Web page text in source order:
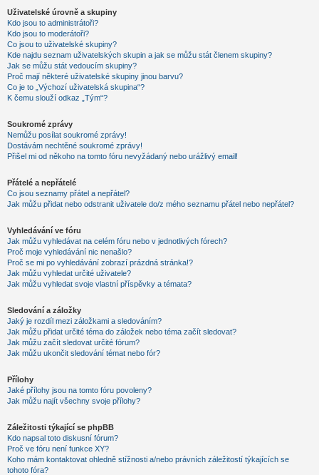
Uživatelské úrovně a skupiny
Kdo jsou to administrátoři?
Kdo jsou to moderátoři?
Co jsou to uživatelské skupiny?
Kde najdu seznam uživatelských skupin a jak se můžu stát členem skupiny?
Jak se můžu stát vedoucím skupiny?
Proč mají některé uživatelské skupiny jinou barvu?
Co je to „Výchozí uživatelská skupina“?
K čemu slouží odkaz „Tým“?
Soukromé zprávy
Nemůžu posílat soukromé zprávy!
Dostávám nechtěné soukromé zprávy!
Přišel mi od někoho na tomto fóru nevyžádaný nebo urážlivý email!
Přátelé a nepřátelé
Co jsou seznamy přátel a nepřátel?
Jak můžu přidat nebo odstranit uživatele do/z mého seznamu přátel nebo nepřátel?
Vyhledávání ve fóru
Jak můžu vyhledávat na celém fóru nebo v jednotlivých fórech?
Proč moje vyhledávání nic nenašlo?
Proč se mi po vyhledávání zobrazí prázdná stránka!?
Jak můžu vyhledat určité uživatele?
Jak můžu vyhledat svoje vlastní příspěvky a témata?
Sledování a záložky
Jaký je rozdíl mezi záložkami a sledováním?
Jak můžu přidat určité téma do záložek nebo téma začít sledovat?
Jak můžu začít sledovat určité fórum?
Jak můžu ukončit sledování témat nebo fór?
Přílohy
Jaké přílohy jsou na tomto fóru povoleny?
Jak můžu najít všechny svoje přílohy?
Záležitosti týkající se phpBB
Kdo napsal toto diskusní fórum?
Proč ve fóru není funkce XY?
Koho mám kontaktovat ohledně stížnosti a/nebo právních záležitostí týkajících se
tohoto fóra?